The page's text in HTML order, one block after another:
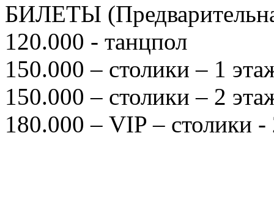
БИЛЕТЫ
120.000 - танцпол
150.000 – столики – 1
150.000 – столики – 2
180.000 – VIP – столики -